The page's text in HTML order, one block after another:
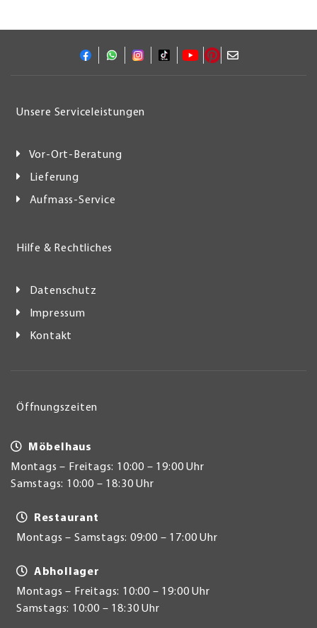
Unsere Serviceleistungen
Vor-Ort-Beratung
Lieferung
Aufmass-Service
Hilfe & Rechtliches
Datenschutz
Impressum
Kontakt
Öffnungszeiten
Möbelhaus
Montags – Freitags: 10:00 – 19:00 Uhr
Samstags: 10:00 – 18:30 Uhr
Restaurant
Montags – Samstags: 09:00 – 17:00 Uhr
Abhollager
Montags – Freitags: 10:00 – 19:00 Uhr
Samstags: 10:00 – 18:30 Uhr